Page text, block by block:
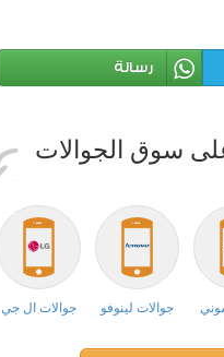
رسالة
سوق الجوالات
جوالات لينوفو جوالات ال جي